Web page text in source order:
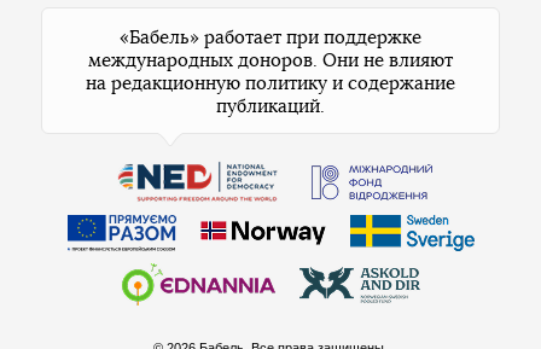
«Бабель» работает при поддержке
международных доноров. Они не влияют
на редакционную политику и содержание
публикаций.